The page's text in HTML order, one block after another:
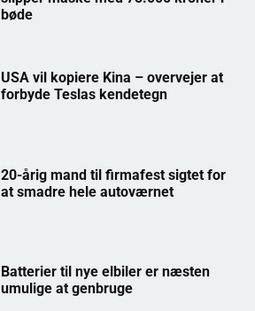
bøde
USA vil kopiere Kina – overvejer at
forbyde Teslas kendetegn
20-årig mand til firmafest sigtet for
at smadre hele autoværnet
Batterier til nye elbiler er næsten
umulige at genbruge